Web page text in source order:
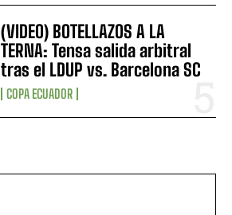
(VIDEO) BOTELLAZOS A LA
TERNA: Tensa salida arbitral
tras el LDUP vs. Barcelona SC
COPA ECUADOR